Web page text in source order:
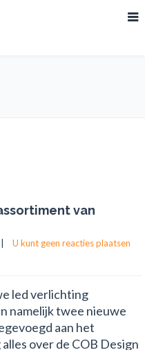
van
U kunt geen reacties plaatsen
led verlichting
namelijk twee nieuwe
aan het
over de COB Design